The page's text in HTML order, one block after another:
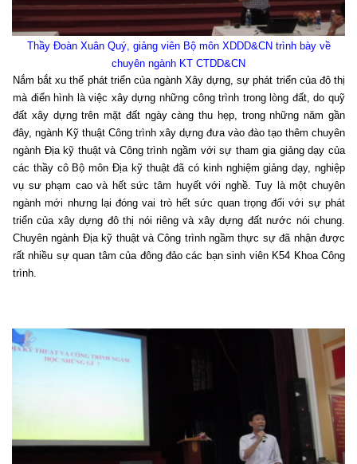
Thầy Đoàn Xuân Quý, giảng viên Bộ môn XDDD&CN trình bày về
chuyên ngành KT CTDD&CN
Nắm bắt xu thế phát triển của ngành Xây dựng, sự phát triển của đô thị
mà điển hình là việc xây dựng những công trình trong lòng đất, do quỹ
đất xây dựng trên mặt đất ngày càng thu hẹp, trong những năm gần
đây, ngành Kỹ thuật Công trình xây dựng đưa vào đào tạo thêm chuyên
ngành Địa kỹ thuật và Công trình ngầm với sự tham gia giảng dạy của
các thầy cô Bộ môn Địa kỹ thuật đã có kinh nghiệm giảng dạy, nghiệp
vụ sư phạm cao và hết sức tâm huyết với nghề. Tuy là một chuyên
ngành mới nhưng lại đóng vai trò hết sức quan trọng đối với sự phát
triển của xây dựng đô thị nói riêng và xây dựng đất nước nói chung.
Chuyên ngành Địa kỹ thuật và Công trình ngầm thực sự đã nhận được
rất nhiều sự quan tâm của đông đảo các bạn sinh viên K54 Khoa Công
trình.